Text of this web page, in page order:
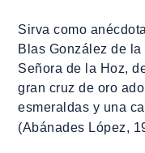
Sirva como
Blas González de
Señora de la Hoz,
gran cruz de oro
esmeraldas y una
(Abánades López,